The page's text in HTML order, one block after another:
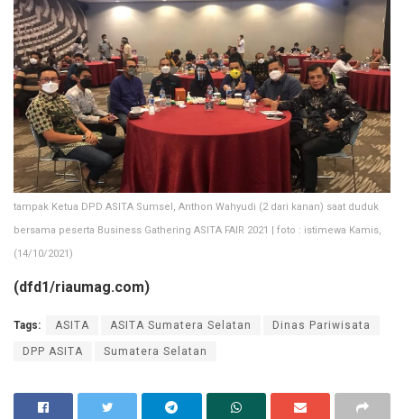
tampak Ketua DPD ASITA Sumsel, Anthon Wahyudi (2 dari kanan) saat duduk
bersama peserta Business Gathering ASITA FAIR 2021 | foto : istimewa Kamis,
(14/10/2021)
(dfd1/riaumag.com)
Tags: ASITA ASITA Sumatera Selatan Dinas Pariwisata
DPP ASITA Sumatera Selatan